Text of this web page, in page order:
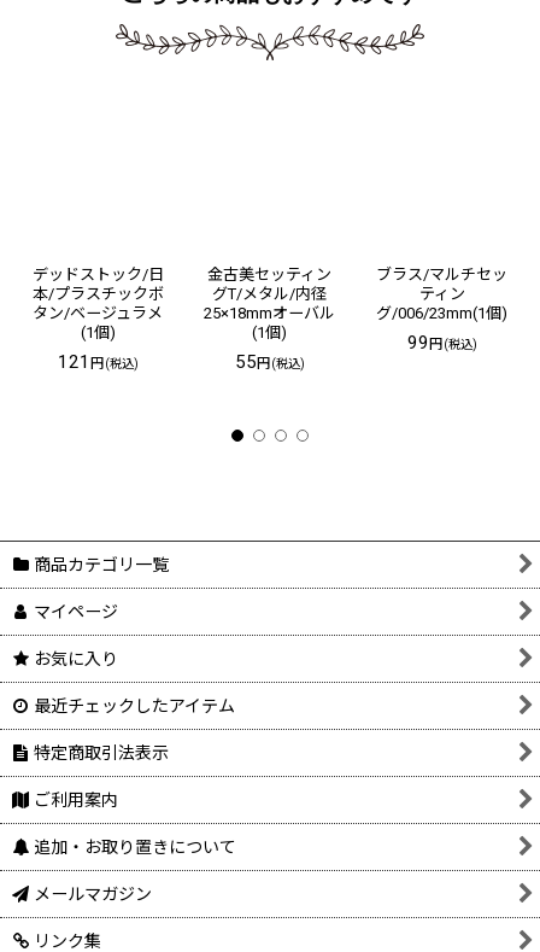
デッドストック/日
本/プラスチックボ
タン/ベージュラメ
(1個)
121 円(税込)
金古美セッティン
グT/メタル/内径
25×18mmオーバル
(1個)
55円(税込)
ブラス/マルチセッ
ティン
グ/006/23mm(1個)
99円(税込)
商品カテゴリ一覧
マイページ
お気に入り
最近チェックしたアイテム
特定商取引法表示
ご利用案内
追加・お取り置きについて
メールマガジン
リンク集